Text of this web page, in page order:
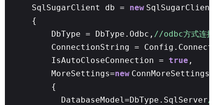
SqlSugarClient db = new SqlSugarClient(
{
DbType = DbType.Odbc, //odbc方式连接
ConnectionString =
IsAutoCloseConnection = true ,
MoreSettings=new
{
DatabaseModel=DbType.SqlServer//